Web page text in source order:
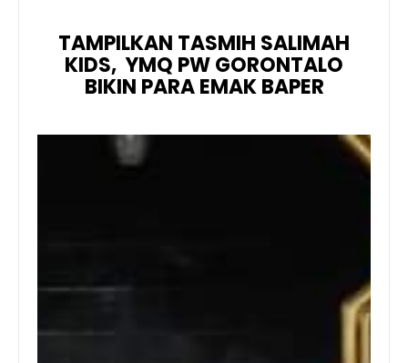
TAMPILKAN TASMIH SALIMAH
KIDS, YMQ PW GORONTALO
BIKIN PARA EMAK BAPER